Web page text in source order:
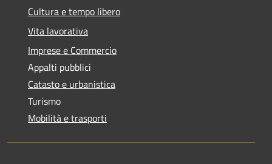
Cultura e tempo libero
Vita lavorativa
Imprese e Commercio
Appalti pubblici
Catasto e urbanistica
Turismo
Mobilità e trasporti